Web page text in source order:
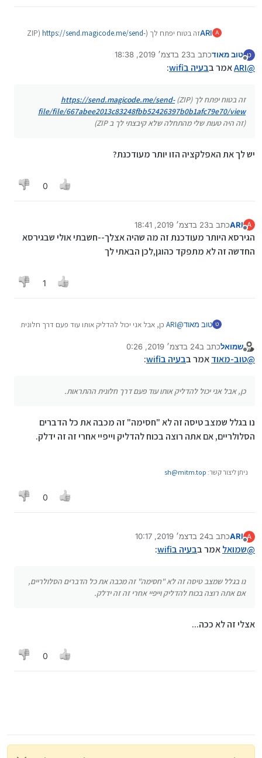
A
ARIזה בטוח יפתח לך (ZIP) https://send.magicode.me/send-
ew
(זה היה טעות שלי מהתחלה שלא קיבצתי לך ב ZIP)
ט
מנותק
טוב מאודכתב ב23 בדצמ׳ 2019, 18:38
נערך לאחרונה על ידי
@
ARIאמר בבעיה בwifi :
זה בטוח יפתח לך (ZIP)
https://send.magicode.me/send-
file/file/667abee2013c83248fbb52426397b0b1afc79e70/view
(זה היה טעות שלי מהתחלה שלא קיבצתי לך ב ZIP)
יש לך את האפלקציה הזו יותר מעודכנת?
0
A
ARIכתב ב23 בדצמ׳ 2019, 18:41
נערך לאחרונה על ידי
הגירסא היותר מעודכנת זה מה שהיה אצלך--חשבתי אולי שבגירסא
החדשה זה לא מתפקד כהוגן,לכן הבאתי לך
1
ט טוב מאוד@
ARI כן, אבל אני יכול להדליק אותו עוד פעם דרך חלונית
מנותק
שמואלכתב ב24 בדצמ׳ 2019, 0:26
נערך לאחרונה על ידי
@טוב-מאודאמר בבעיה בwifi :
כן, אבל אני יכול להדליק אותו עוד פעם דרך חלונית ההתראות.
נו בגלל שמצב טיסה זה לא "חסימה" זה מכבה את כל הדברים
הסלולריים, אם אתה רוצה בכוח להדליק וייפיי אחרי זה זה ידלק.
ניתן ליצור קשר: sh@mitm.top
0
A
ARIכתב ב24 בדצמ׳ 2019, 10:17
נערך לאחרונה על ידי
@שמואלאמר בבעיה בwifi :
נו בגלל שמצב טיסה זה לא "חסימה" זה מכבה את כל הדברים הסלולריים,
אם אתה רוצה בכוח להדליק וייפיי אחרי זה זה ידלק.
אצלי זה לא ככה...
0